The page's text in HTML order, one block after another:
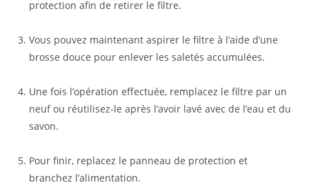
protection afin de retirer le filtre.
Vous pouvez maintenant aspirer le filtre à l’aide d’une
brosse douce pour enlever les saletés accumulées.
Une fois l’opération effectuée, remplacez le filtre par un
neuf ou réutilisez-le après l’avoir lavé avec de l’eau et du
savon.
Pour finir, replacez le panneau de protection et
branchez l’alimentation.